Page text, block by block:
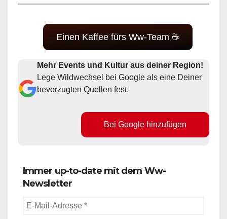
Einen Kaffee fürs Ww-Team ☕
Mehr Events und Kultur aus deiner Region!
Lege Wildwechsel bei Google als eine Deiner
bevorzugten Quellen fest.
Bei Google hinzufügen
Immer up-to-date mit dem Ww-
Newsletter